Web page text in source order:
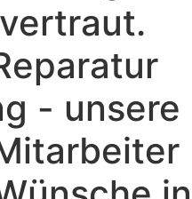
- unsere